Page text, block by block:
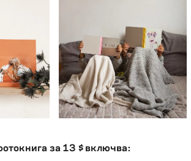
за 13 $ включва: